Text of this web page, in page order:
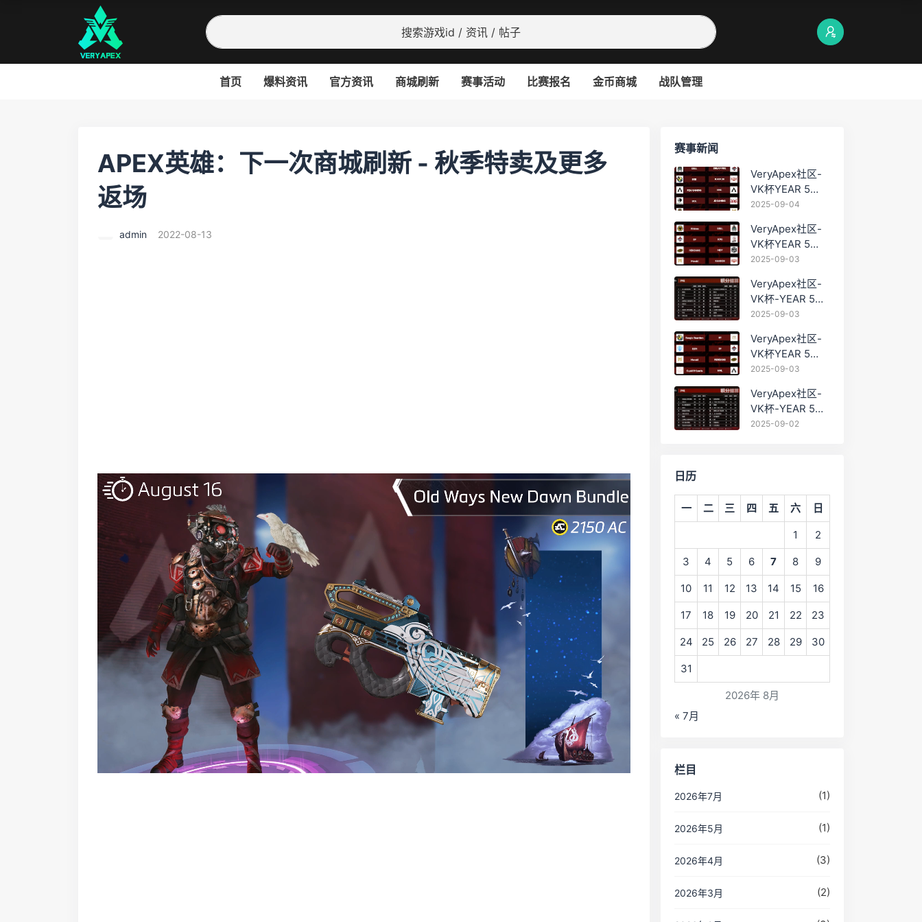
首页 爆料资讯 官方资讯 商城刷新 赛事活动 比赛报名 金币商城 战队管理
APEX英雄：下一次商城刷新 - 秋季特卖及更多
返场
admin 2022-08-13
赛事新闻
VeryApex社区-
VK杯YEAR 5
PRO训练赛
2025-09-04
VeryApex社区-
VK杯YEAR 5
PRO训练赛
2025-09-03
VeryApex社区-
VK杯-YEAR 5
PRO训练赛
名积分：
2025-09-03
VeryApex社区-
VK杯YEAR 5
PRO训练赛
如图:
2025-09-03
VeryApex社区-
VK杯-YEAR 5
PRO训练赛
2025-09-02
日历
2026年 8月
一 二 三 四 五 六 日
1 2
3 4 5 6 7 8 9
10 11 12 13 14 15 16
17 18 19 20 21 22 23
24 25 26 27 28 29 30
31
« 7月
栏目
2026年7月 (1)
2026年5月 (1)
2026年4月 (3)
2026年3月 (2)